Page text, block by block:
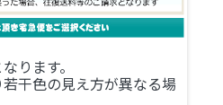
ります。
干色の見え方が異なる場